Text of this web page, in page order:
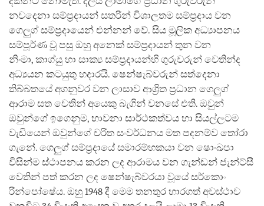
නවදෙනා සම්ප්‍රදායන් සතරින් විශාලතම සම්ප්‍රදාය වන
ගෙලුග් සම්ප්‍රදායෙන් එන්නන් වේ. සිය මූලික අධ්‍යාපනය
සම්පූර්ණ වූ පසු ඔහු අනෙක් සම්ප්‍රදායන් තුන වන
නිංමා, කාග්යු හා සාක්‍ය සම්ප්‍රදායන්හි ගුරුවරුන් වෙතින්ද
අධ්‍යයන කටයුතු හදාරයි. ෂෙන්ෂැබ්වරුන් සත්දෙනා
තිබ්බතයේ අගනුවර වන ලාසාව ආශ්‍රිත ප්‍රධාන ගෙලුග්
ආරාම සත වෙතින් අයෙකු බැගින් වනසේ එති. ඔවුන්
ඔවුන්ගේ ඉගෙනුම, භාවනා සාර්ථකත්වය හා සියල්ලටම
වැඩියෙන් ඔවුන්ගේ චරිත සංවර්ධනය මත පදනම්ව තෝරා
ගැනේ. ගෙලුග් සම්ප්‍රදායේ සමාරම්භකයා වන ෂොංඛපා
විසින්ම ස්ථාපනය කරන ලද ආරාමය වන ගැන්ඩන් ජැන්ට්සී
වෙතින් පත් කරන ලද ෂෙන්ෂැබ්වරයා වූයේ සර්කොං
රින්පෝෂේය. ඔහු 1948 දී මෙම තනතුර භාරගත් අවස්ථාව